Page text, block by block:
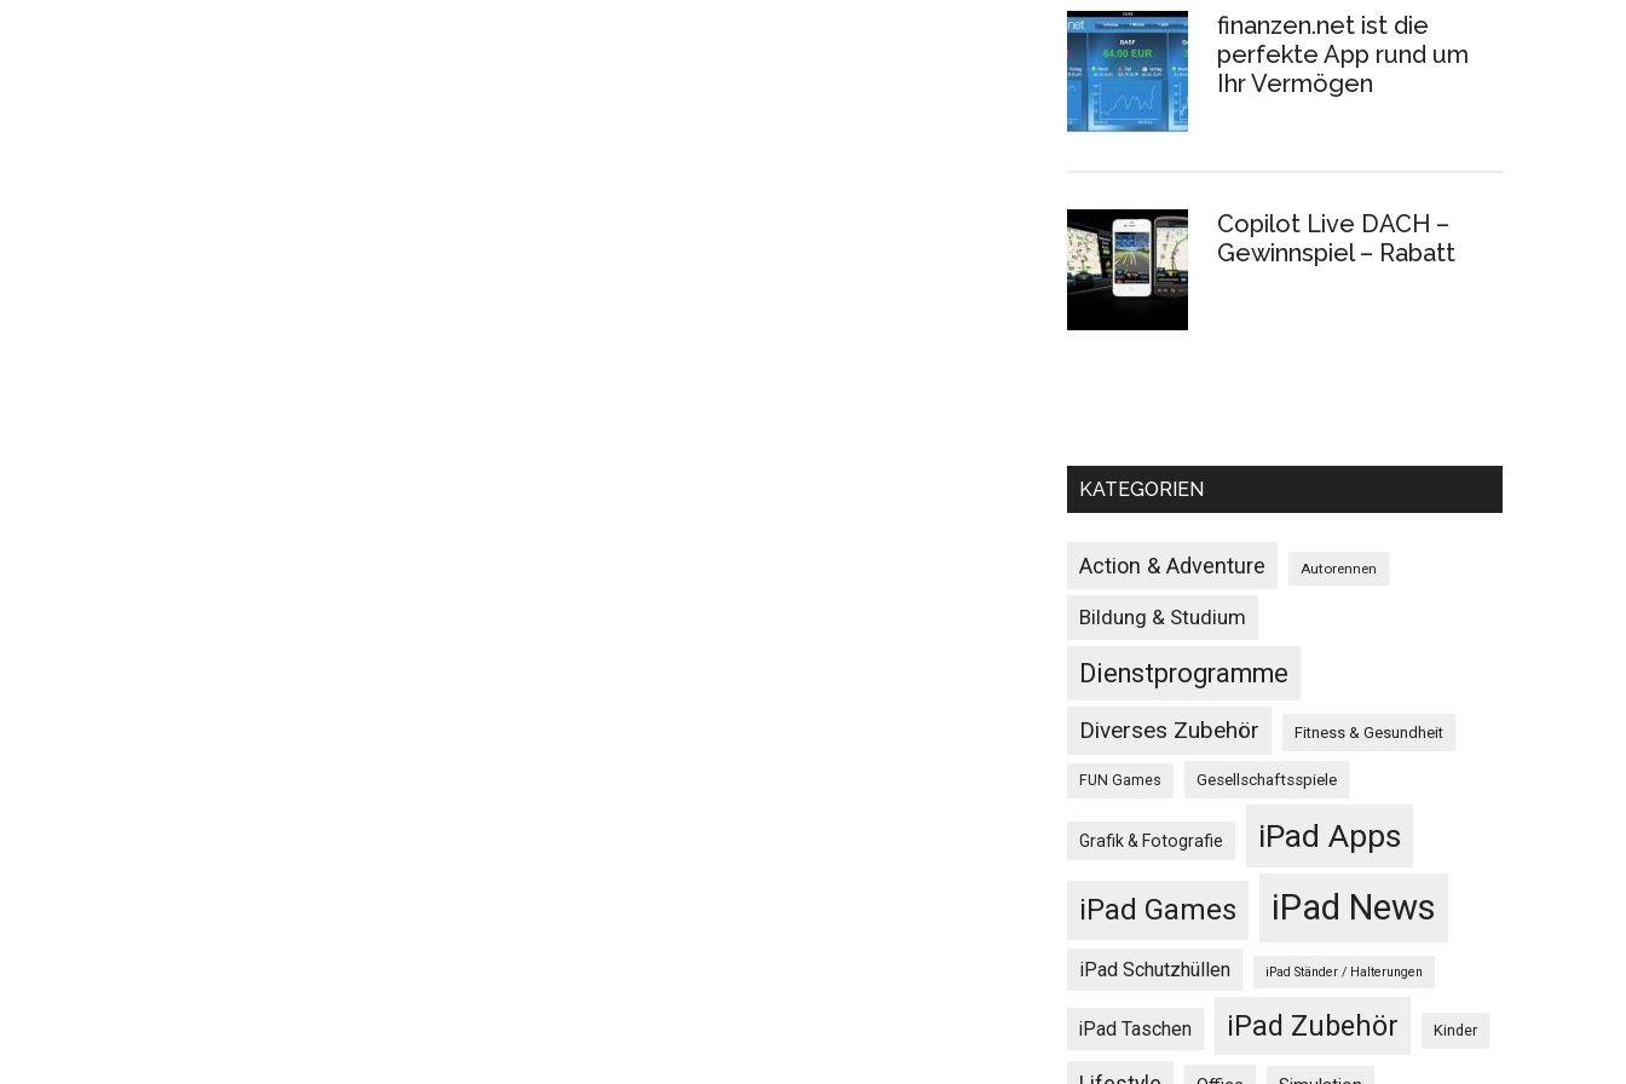
finanzen.net ist die
perfekte App rund um
Ihr Vermögen
Copilot Live DACH –
Gewinnspiel – Rabatt
KATEGORIEN
Action & Adventure Autorennen
Bildung & Studium
Dienstprogramme
Diverses Zubehör Fitness & Gesundheit
FUN Games Gesellschaftsspiele
Grafik & Fotografie iPad Apps
iPad Games iPad News
iPad Schutzhüllen iPad Ständer / Halterungen
iPad Taschen iPad Zubehör Kinder